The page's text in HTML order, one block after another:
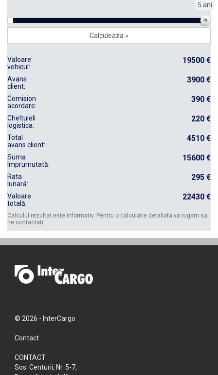
5 ani
Valoare
vehicul:
19500 €
Avans
client:
3900 €
Comision
acordare:
390 €
Cheltuieli
logistica:
220 €
Total
avans client:
4510 €
Suma
împrumutată:
15600 €
Rata
lunară:
295 €
Valoare
totală:
22430 €
Calculul rezultat este informativ. Pentru o calculatie detaliata va rugam sa
ne contactati.
© 2026 - InterCargo
Contact
CONTACT
Sos. Centurii, Nr. 5-7,